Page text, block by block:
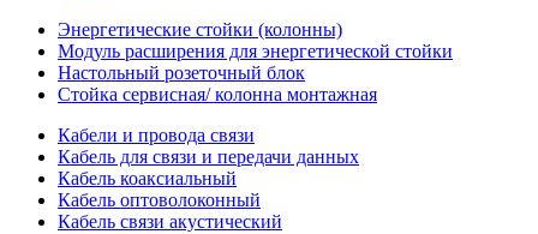
Энергетические стойки (колонны)
Модуль расширения для энергетической стойки
Настольный розеточный блок
Стойка сервисная/ колонна монтажная
Кабели и провода связи
Кабель для связи и передачи данных
Кабель коаксиальный
Кабель оптоволоконный
Кабель связи акустический